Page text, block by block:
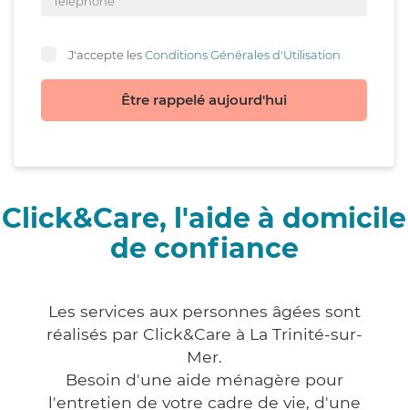
J'accepte lesConditions Générales d'Utilisation
Être rappelé aujourd'hui
Click&Care, l'aide à domicile
de confiance
Les services aux personnes âgées sont
réalisés par Click&Care à La Trinité-sur-
Mer.
Besoin d'une aide ménagère pour
l'entretien de votre cadre de vie, d'une